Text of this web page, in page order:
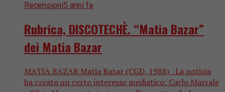
Recensioni5 anni fa
Rubrica, DISCOTECHÈ. “Matia Bazar”
dei Matia Bazar
MATIA BAZAR Matia Bazar (CGD, 1988) La notizia
ha creato un certo interesse mediatico: Carlo Marrale